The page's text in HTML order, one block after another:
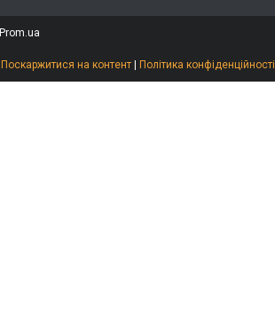
Prom.ua
Поскаржитися на контент Політика конфіденційності